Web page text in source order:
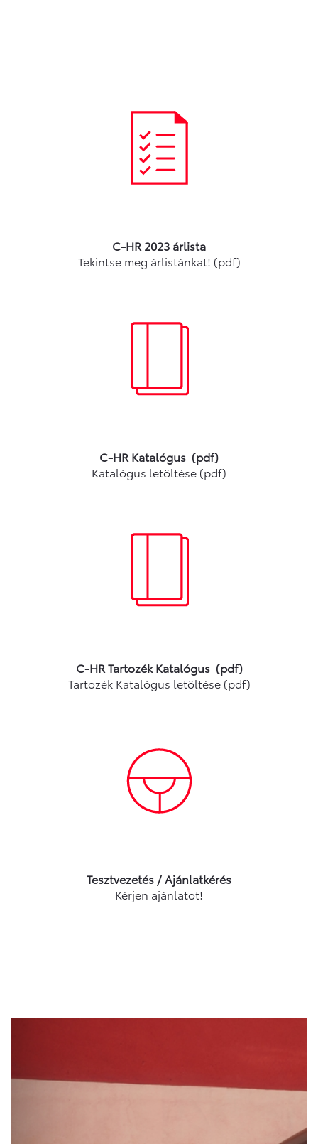
C-HR 2023 árlista
Tekintse meg árlistánkat! (pdf)
C-HR Katalógus (pdf)
Katalógus letöltése (pdf)
C-HR Tartozék Katalógus (pdf)
Tartozék Katalógus letöltése (pdf)
Tesztvezetés / Ajánlatkérés
Kérjen ajánlatot!